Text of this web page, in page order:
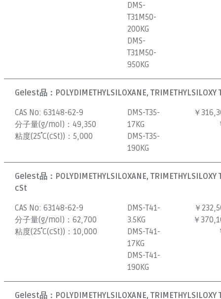
DMS-
T31M50-
200KG
DMS-
T31M50-
950KG
Gelest品： POLYDIMETHYLSILOXANE,
CAS No:63148-62-9
分子量(g/mol)： 49,350
粘度(25˚C(cSt))：5,000
DMS-T35-
17KG
DMS-T35-
190KG
￥
Gelest品： POLYDIMETHYLSILOXANE,
cSt
CAS No:63148-62-9
分子量(g/mol)：62,700
粘度(25˚C(cSt))：10,000
DMS-T41-
3.5KG
DMS-T41-
17KG
DMS-T41-
190KG
￥
￥
Gelest品： POLYDIMETHYLSILOXANE,